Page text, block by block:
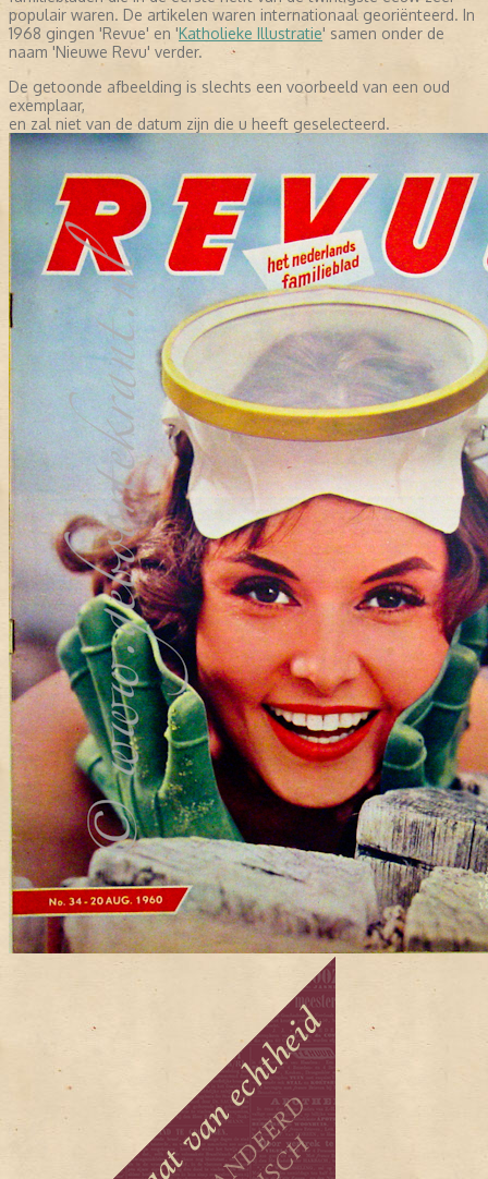
populair waren. De artikelen waren internationaal georiënteerd. In
1968 gingen 'Revue' en 'Katholieke Illustratie' samen onder de
naam 'Nieuwe Revu' verder.
De getoonde afbeelding is slechts een voorbeeld van een oud
exemplaar,
en zal niet van de datum zijn die u heeft geselecteerd.